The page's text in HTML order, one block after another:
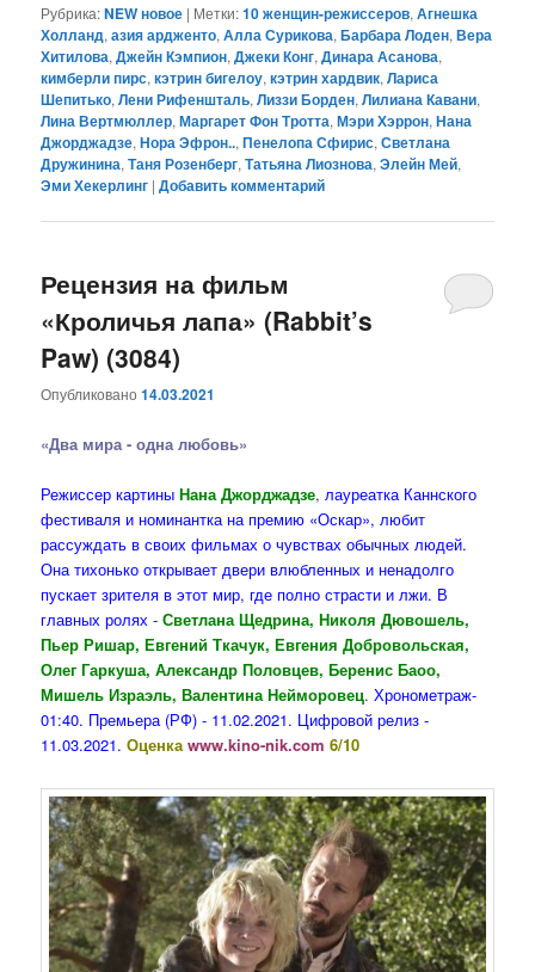
Рубрика:NEW новое | Метки:10 женщин-режиссеров,Агнешка
Холланд,азия ардженто,Алла Сурикова,Барбара Лоден,Вера
Хитилова,Джейн Кэмпион,Джеки Конг,Динара Асанова,
кимберли пирс,кэтрин бигелоу,кэтрин хардвик,Лариса
Шепитько,Лени Рифеншталь,Лиззи Борден,Лилиана Кавани,
Лина Вертмюллер,Маргарет Фон Тротта,Мэри Хэррон,Нана
Джорджадзе,Нора Эфрон..,Пенелопа Сфирис,Светлана
Дружинина,Таня Розенберг,Татьяна Лиознова,Элейн Мей,
Эми Хекерлинг |Добавить комментарий
Рецензия на фильм
«Кроличья лапа» (Rabbit’s
Paw) (3084)
Опубликовано14.03.2021
«Два мира - одна любовь»
Режиссер картины Нана Джорджадзе, лауреатка Каннского
фестиваля и номинантка на премию «Оскар», любит
рассуждать в своих фильмах о чувствах обычных людей.
Она тихонько открывает двери влюбленных и ненадолго
пускает зрителя в этот мир, где полно страсти и лжи. В
главных ролях - Светлана Щедрина, Николя Дювошель,
Пьер Ришар, Евгений Ткачук, Евгения Добровольская,
Олег Гаркуша, Александр Половцев, Беренис Баоо,
Мишель Израэль, Валентина Нейморовец.Хронометраж-
01:40. Премьера (РФ) - 11.02.2021. Цифровой релиз -
11.03.2021. Оценкаwww.kino-nik.com 6/10